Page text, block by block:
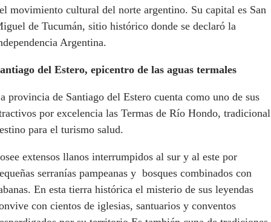
movimiento cultural del norte argentino. Su capital es San
de Tucumán, sitio histórico donde se declaró la
Argentina.
del Estero, epicentro de las aguas termales
provincia de Santiago del Estero cuenta como uno de sus
por excelencia las Termas de Río Hondo, tradicional
para el turismo salud.
extensos llanos interrumpidos al sur y al este por
serranías pampeanas y bosques combinados con
En esta tierra histórica el misterio de sus leyendas
con cientos de iglesias, santuarios y conventos